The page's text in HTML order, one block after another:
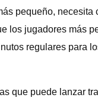
pequeño,
los jugadores más
regulares para
que puede lanzar